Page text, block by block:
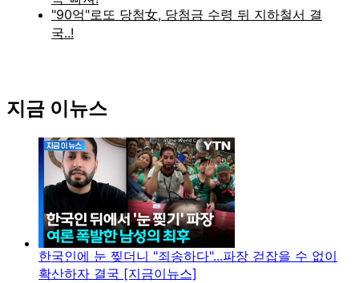
지금 이뉴스
한국인에 눈 찢더니 "죄송하다"...파장 걷잡을 수 없이
확산하자 결국 [지금이뉴스]